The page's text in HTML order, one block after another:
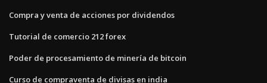
Compra y venta de acciones por dividendos
Tutorial de comercio 212 forex
Poder de procesamiento de minería de bitcoin
Curso de compraventa de divisas en india